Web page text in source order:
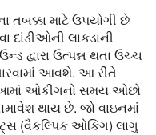
તબક્કા માટે ઉપયોગી છે
દાંડીઓની લાકડાની
દ્વારા ઉત્પન્ન થતા ઉચ્ચ
આવશે. આ રીતે
આમાં ઓકીંગનો સમય ઓછો
થાય છે. જો વાઇનમાં
(વૈકલ્પિક ઓકિંગ) લાગુ